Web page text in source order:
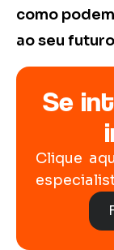
como
ao seu
Se
Clique